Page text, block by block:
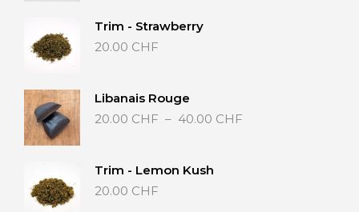
Trim - Strawberry
20.00 CHF
Libanais Rouge
20.00 CHF – 40.00 CHF
Trim - Lemon Kush
20.00 CHF